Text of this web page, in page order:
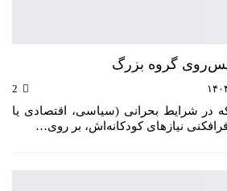
گروه بزرگ
۲۵
در شرایط بحرانی (سیاسی، اقتصادی یا
نیازهای کودکانه‌اش، بر روی…